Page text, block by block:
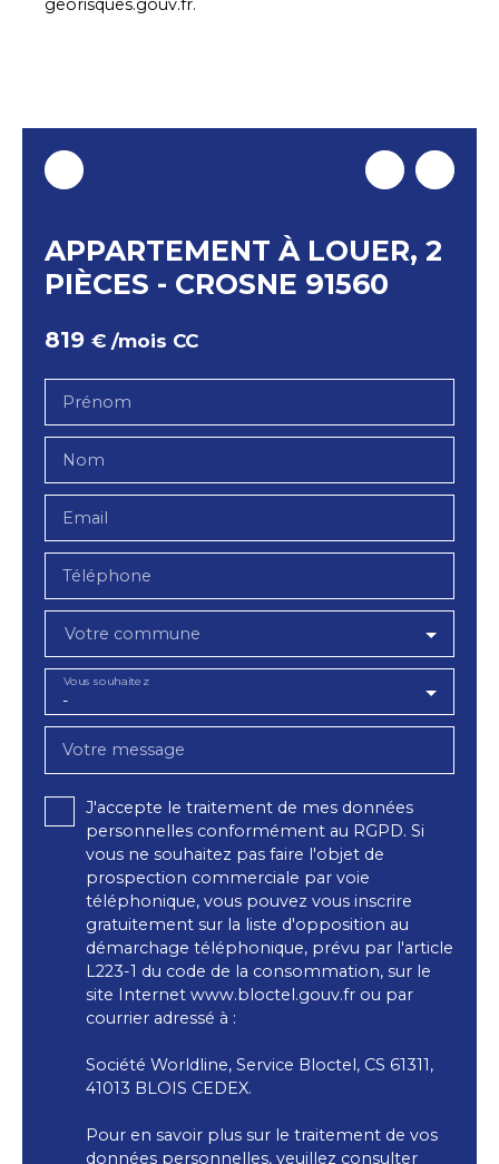
APPARTEMENT À LOUER, 2
PIÈCES - CROSNE 91560
819 € /mois CC
Prénom
Nom
Email
Téléphone
Votre commune
-
Vous souhaitez
Votre message
J'accepte le traitement de mes données
personnelles conformément au RGPD. Si
vous ne souhaitez pas faire l'objet de
prospection commerciale par voie
téléphonique, vous pouvez vous inscrire
gratuitement sur la liste d'opposition au
démarchage téléphonique, prévu par l'article
L223-1 du code de la consommation, sur le
site Internet www.bloctel.gouv.fr ou par
courrier adressé à :
Société Worldline, Service Bloctel, CS 61311,
41013 BLOIS CEDEX.
Pour en savoir plus sur le traitement de vos
données personnelles, veuillez consulter